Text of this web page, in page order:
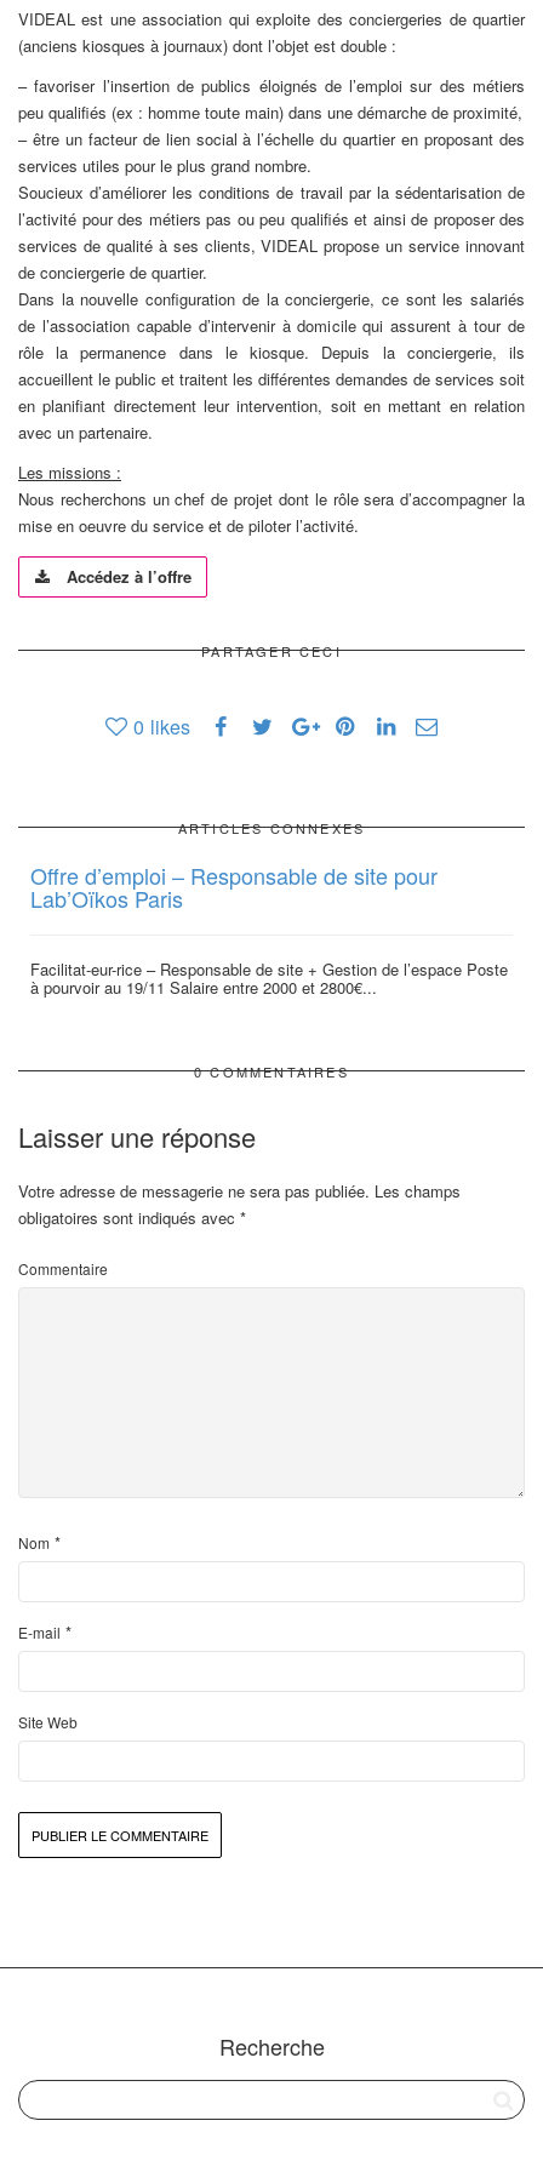
VIDEAL est une association qui exploite des conciergeries de quartier
(anciens kiosques à journaux) dont l’objet est double :
– favoriser l’insertion de publics éloignés de l’emploi sur des métiers
peu qualifiés (ex : homme toute main) dans une démarche de proximité,
– être un facteur de lien social à l’échelle du quartier en proposant des
services utiles pour le plus grand nombre.
Soucieux d’améliorer les conditions de travail par la sédentarisation de
l’activité pour des métiers pas ou peu qualifiés et ainsi de proposer des
services de qualité à ses clients, VIDEAL propose un service innovant
de conciergerie de quartier.
Dans la nouvelle configuration de la conciergerie, ce sont les salariés
de l’association capable d’intervenir à domicile qui assurent à tour de
rôle la permanence dans le kiosque. Depuis la conciergerie, ils
accueillent le public et traitent les différentes demandes de services soit
en planifiant directement leur intervention, soit en mettant en relation
avec un partenaire.
Les missions :
Nous recherchons un chef de projet dont le rôle sera d’accompagner la
mise en oeuvre du service et de piloter l’activité.
Accédez à l’offre
PARTAGER CECI
0 likes
ARTICLES CONNEXES
Offre d’emploi – Responsable de site pour
Lab’Oïkos Paris
Facilitat-eur-rice – Responsable de site + Gestion de l’espace Poste
à pourvoir au 19/11 Salaire entre 2000 et 2800€...
0 COMMENTAIRES
Laisser une réponse
Votre adresse de messagerie ne sera pas publiée. Les champs
obligatoires sont indiqués avec *
Commentaire
Nom *
E-mail *
Site Web
Recherche